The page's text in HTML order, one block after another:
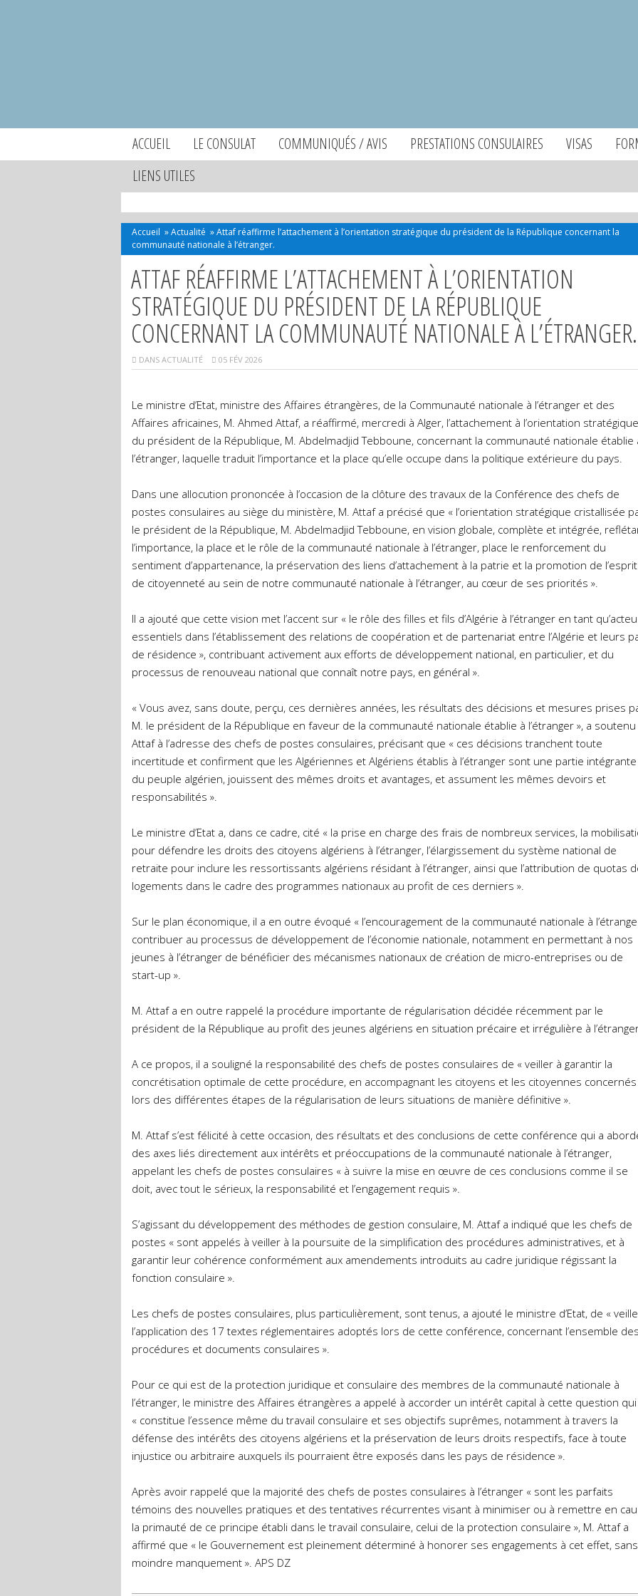
ACCUEIL LE CONSULAT COMMUNIQUÉS / AVIS PRESTATIONS CONSULAIRES VISAS
LIENS UTILES
Accueil »Actualité »Attaf réaffirme l’attachement à l’orientation stratégique du président de la République concernant la
communauté nationale à l’étranger.
ATTAF RÉAFFIRME L’ATTACHEMENT À L’ORIENTATION
STRATÉGIQUE DU PRÉSIDENT DE LA RÉPUBLIQUE
CONCERNANT LA COMMUNAUTÉ NATIONALE À L’ÉTRANGER.
DANS ACTUALITÉ 05 FÉV 2026
Le ministre d’Etat, ministre des Affaires étrangères, de la Communauté nationale à l’étranger et des
Affaires africaines, M. Ahmed Attaf, a réaffirmé, mercredi à Alger, l’attachement à l’orientation stratégique
du président de la République, M. Abdelmadjid Tebboune, concernant la communauté nationale établie
l’étranger, laquelle traduit l’importance et la place qu’elle occupe dans la politique extérieure du pays.
Dans une allocution prononcée à l’occasion de la clôture des travaux de la Conférence des chefs de
postes consulaires au siège du ministère, M. Attaf a précisé que « l’orientation stratégique cristallisée
le président de la République, M. Abdelmadjid Tebboune, en vision globale, complète et intégrée,
l’importance, la place et le rôle de la communauté nationale à l’étranger, place le renforcement du
sentiment d’appartenance, la préservation des liens d’attachement à la patrie et la promotion de l’esprit
de citoyenneté au sein de notre communauté nationale à l’étranger, au cœur de ses priorités ».
Il a ajouté que cette vision met l’accent sur « le rôle des filles et fils d’Algérie à l’étranger en tant
essentiels dans l’établissement des relations de coopération et de partenariat entre l’Algérie et leurs
de résidence », contribuant activement aux efforts de développement national, en particulier, et du
processus de renouveau national que connaît notre pays, en général ».
« Vous avez, sans doute, perçu, ces dernières années, les résultats des décisions et mesures prises
M. le président de la République en faveur de la communauté nationale établie à l’étranger », a soutenu
Attaf à l’adresse des chefs de postes consulaires, précisant que « ces décisions tranchent toute
incertitude et confirment que les Algériennes et Algériens établis à l’étranger sont une partie intégrante
du peuple algérien, jouissent des mêmes droits et avantages, et assument les mêmes devoirs et
responsabilités ».
Le ministre d’Etat a, dans ce cadre, cité « la prise en charge des frais de nombreux services, la
pour défendre les droits des citoyens algériens à l’étranger, l’élargissement du système national de
retraite pour inclure les ressortissants algériens résidant à l’étranger, ainsi que l’attribution de quotas
logements dans le cadre des programmes nationaux au profit de ces derniers ».
Sur le plan économique, il a en outre évoqué « l’encouragement de la communauté nationale à
contribuer au processus de développement de l’économie nationale, notamment en permettant à nos
jeunes à l’étranger de bénéficier des mécanismes nationaux de création de micro-entreprises ou de
start-up ».
M. Attaf a en outre rappelé la procédure importante de régularisation décidée récemment par le
président de la République au profit des jeunes algériens en situation précaire et irrégulière à
A ce propos, il a souligné la responsabilité des chefs de postes consulaires de « veiller à garantir la
concrétisation optimale de cette procédure, en accompagnant les citoyens et les citoyennes concernés
lors des différentes étapes de la régularisation de leurs situations de manière définitive ».
M. Attaf s’est félicité à cette occasion, des résultats et des conclusions de cette conférence qui a
des axes liés directement aux intérêts et préoccupations de la communauté nationale à l’étranger,
appelant les chefs de postes consulaires « à suivre la mise en œuvre de ces conclusions comme il se
doit, avec tout le sérieux, la responsabilité et l’engagement requis ».
S’agissant du développement des méthodes de gestion consulaire, M. Attaf a indiqué que les chefs de
postes « sont appelés à veiller à la poursuite de la simplification des procédures administratives, et à
garantir leur cohérence conformément aux amendements introduits au cadre juridique régissant la
fonction consulaire ».
Les chefs de postes consulaires, plus particulièrement, sont tenus, a ajouté le ministre d’Etat, de «
l’application des 17 textes réglementaires adoptés lors de cette conférence, concernant l’ensemble
procédures et documents consulaires ».
Pour ce qui est de la protection juridique et consulaire des membres de la communauté nationale à
l’étranger, le ministre des Affaires étrangères a appelé à accorder un intérêt capital à cette question qui
« constitue l’essence même du travail consulaire et ses objectifs suprêmes, notamment à travers la
défense des intérêts des citoyens algériens et la préservation de leurs droits respectifs, face à toute
injustice ou arbitraire auxquels ils pourraient être exposés dans les pays de résidence ».
Après avoir rappelé que la majorité des chefs de postes consulaires à l’étranger « sont les parfaits
témoins des nouvelles pratiques et des tentatives récurrentes visant à minimiser ou à remettre en
la primauté de ce principe établi dans le travail consulaire, celui de la protection consulaire », M. Attaf a
affirmé que « le Gouvernement est pleinement déterminé à honorer ses engagements à cet effet,
moindre manquement ». APS DZ